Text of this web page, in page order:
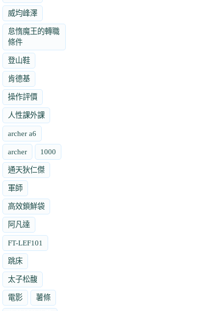
威均峰澤
怠惰魔王的轉職
條件
登山鞋
肯德基
操作評價
人性課外課
archer a6
archer 1000
通天狄仁傑
軍師
高效鎖鮮袋
阿凡達
FT-LEF101
跳床
太子松馥
電影 薯條